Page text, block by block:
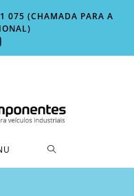
075 (CHAMADA PARA A